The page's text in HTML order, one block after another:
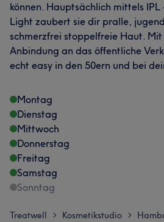
können. Hauptsächlich mittels IPL
Light zaubert sie dir pralle,
schmerzfrei stoppelfreie Haut.
Anbindung an das öffentliche
echt easy in den 50ern und bei
Montag
Dienstag
Mittwoch
Donnerstag
Freitag
Samstag
Sonntag
Treatwell > Kosmetikstudio >